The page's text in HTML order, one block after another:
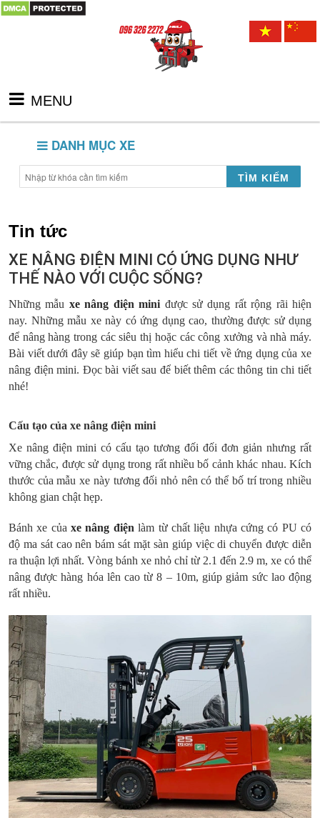
MENU
DANH MỤC XE
TÌM KIẾM
Tin tức
XE NÂNG ĐIỆN MINI CÓ ỨNG DỤNG NHƯ
THẾ NÀO VỚI CUỘC SỐNG?
Những mẫu xe nâng điện mini được sử dụng rất rộng rãi hiện
nay. Những mẫu xe này có ứng dụng cao, thường được sử dụng
để nâng hàng trong các siêu thị hoặc các công xưởng và nhà máy.
Bài viết dưới đây sẽ giúp bạn tìm hiểu chi tiết về ứng dụng của xe
nâng điện mini. Đọc bài viết sau để biết thêm các thông tin chi tiết
nhé!
Cấu tạo của xe nâng điện mini
Xe nâng điện mini có cấu tạo tương đối đối đơn giản nhưng rất
vững chắc, được sử dụng trong rất nhiều bố cảnh khác nhau. Kích
thước của mẫu xe này tương đối nhỏ nên có thể bố trí trong nhiều
không gian chật hẹp.
Bánh xe củaxe nâng điện làm từ chất liệu nhựa cứng có PU có
độ ma sát cao nên bám sát mặt sàn giúp việc di chuyển được diễn
ra thuận lợi nhất. Vòng bánh xe nhỏ chỉ từ 2.1 đến 2.9 m, xe có thể
nâng được hàng hóa lên cao từ 8 – 10m, giúp giảm sức lao động
rất nhiều.